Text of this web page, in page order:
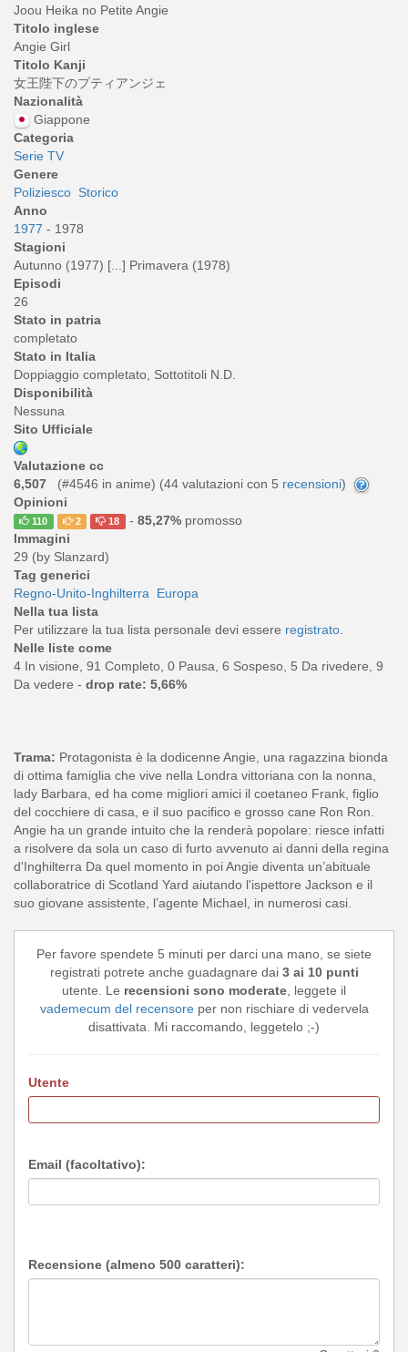
Joou Heika no Petite Angie
Titolo inglese
Angie Girl
Titolo Kanji
女王陛下のプティアンジェ
Nazionalità
Giappone
Categoria
Serie TV
Genere
Poliziesco Storico
Anno
1977 - 1978
Stagioni
Autunno (1977) [...] Primavera (1978)
Episodi
26
Stato in patria
completato
Stato in Italia
Doppiaggio completato, Sottotitoli N.D.
Disponibilità
Nessuna
Sito Ufficiale
Valutazione cc
6,507
(#4546 in anime) (44 valutazioni con 5 recensioni)
Opinioni
110 2 18 - 85,27%promosso
Immagini
29 (by Slanzard)
Tag generici
Regno-Unito-Inghilterra Europa
Nella tua lista
Per utilizzare la tua lista personale devi essere registrato.
Nelle liste come
4 In visione, 91 Completo, 0 Pausa, 6 Sospeso, 5 Da rivedere, 9
Da vedere - drop rate: 5,66%
Trama: Protagonista è la dodicenne Angie, una ragazzina bionda
di ottima famiglia che vive nella Londra vittoriana con la nonna,
lady Barbara, ed ha come migliori amici il coetaneo Frank, figlio
del cocchiere di casa, e il suo pacifico e grosso cane Ron Ron.
Angie ha un grande intuito che la renderà popolare: riesce infatti
a risolvere da sola un caso di furto avvenuto ai danni della regina
d'Inghilterra Da quel momento in poi Angie diventa un’abituale
collaboratrice di Scotland Yard aiutando l'ispettore Jackson e il
suo giovane assistente, l’agente Michael, in numerosi casi.
Per favore spendete 5 minuti per darci una mano, se siete
registrati potrete anche guadagnare dai 3 ai 10 punti
utente. Le recensioni sono moderate, leggete il
vademecum del recensoreper non rischiare di vedervela
disattivata. Mi raccomando, leggetelo ;-)
Utente
Email (facoltativo):
Recensione (almeno 500 caratteri):